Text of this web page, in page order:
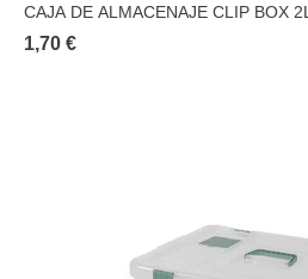
CAJA DE ALMACENAJE CLIP BOX 2L
1,70 €